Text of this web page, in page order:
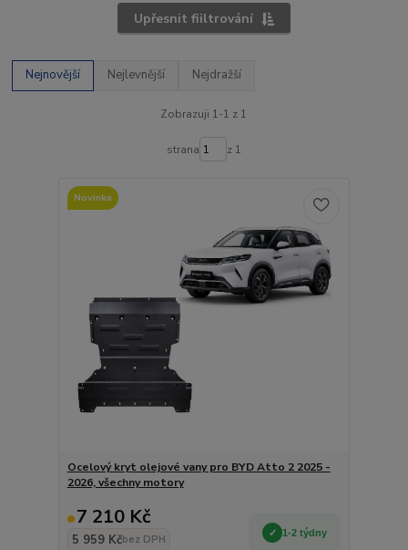
Upřesnit fiiltrování
Nejnovější Nejlevnější Nejdražší
Zobrazuji 1-1 z 1
strana z 1
Novinka
Ocelový kryt olejové vany pro BYD Atto 2 2025 -
2026, všechny motory
7 210 Kč
5 959 Kčbez DPH
1-2 týdny